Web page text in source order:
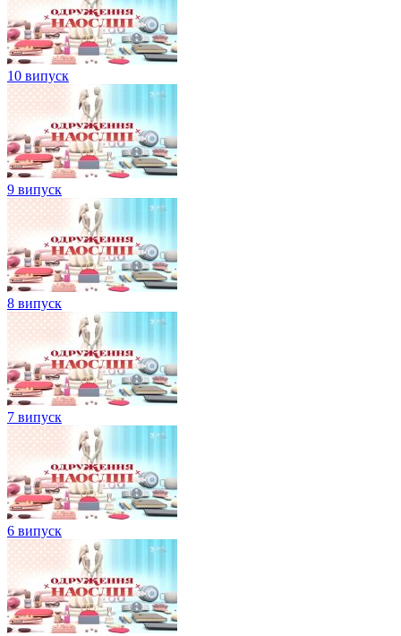
10 випуск
9 випуск
8 випуск
7 випуск
6 випуск